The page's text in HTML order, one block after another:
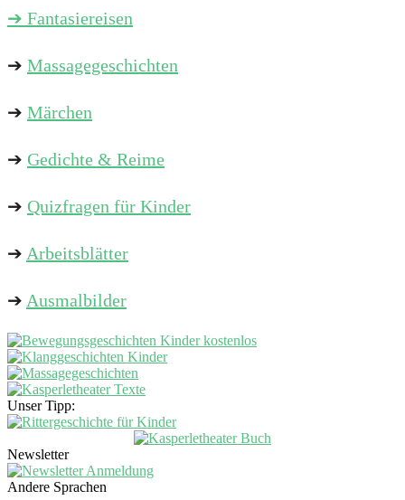
➔ Fantasiereisen
➔ Massagegeschichten
➔ Märchen
➔ Gedichte & Reime
➔ Quizfragen für Kinder
➔ Arbeitsblätter
➔ Ausmalbilder
Unser Tipp:
Newsletter
Andere Sprachen